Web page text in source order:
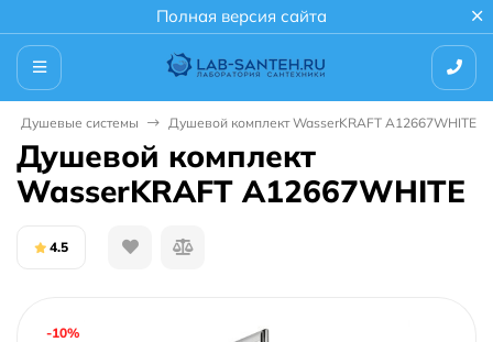
Полная версия сайта
Душевые системы Душевой комплект WasserKRAFT A12667WHITE
Душевой комплект
WasserKRAFT A12667WHITE
4.5
-10%